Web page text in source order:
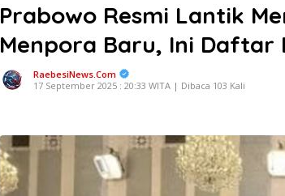
Prabowo Resmi Lantik
Menpora Baru, Ini Daftar
RaebesiNews.Com
17 September 2025 : 20:33 WITA | Dibaca 103 Kali